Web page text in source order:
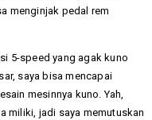
menginjak pedal rem
5-speed yang agak kuno
saya bisa mencapai
mesinnya kuno. Yah,
miliki, jadi saya memutuskan